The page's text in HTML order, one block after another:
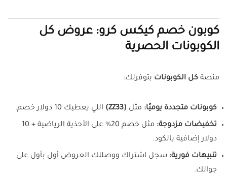
كوبون خصم كيكس كرو: عروض كل
الكوبونات الحصرية
منصة كل الكوبونات بتوفرلك:
كوبونات متجددة يوميًا: مثل (ZZ33) اللي يعطيك 10 دولار خصم.
تخفيضات مزدوجة:
مثل خصم 20% على الأحذية الرياضية + 10
دولار إضافية بالكود.
تنبيهات فورية: سجل اشتراك ووصللك العروض أول بأول على
جوالك.